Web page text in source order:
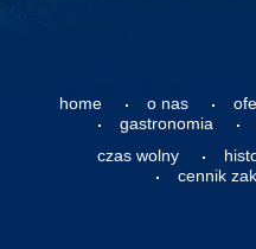
home o nas
gastronomia
czas wolny
cennik